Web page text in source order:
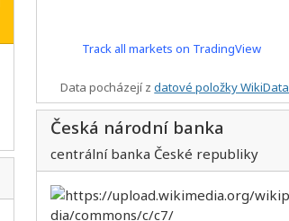
Track all markets on TradingView
Data pocházejí zdatové položky WikiData
Česká národní banka
centrální banka České republiky